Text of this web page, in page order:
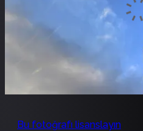
Bu fotoğrafı lisanslayın